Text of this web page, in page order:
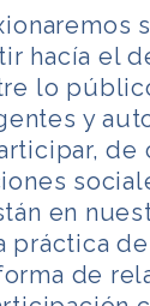
hacía el
lo
y
en
práctica
de